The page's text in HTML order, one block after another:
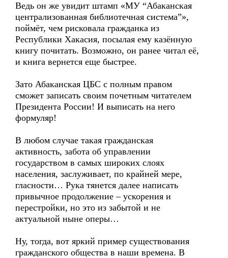
Ведь он же увидит штамп «МУ “Абаканская
централизованная библиотечная система”»,
поймёт, чем рисковала гражданка из
Республики Хакасия, посылая ему казённую
книгу почитать. Возможно, он ранее читал её,
и книга вернется еще быстрее.
Зато Абаканская ЦБС с полным правом
сможет записать своим почетным читателем
Президента России! И выписать на него
формуляр!
В любом случае такая гражданская
активность, забота об управлении
государством в самых широких слоях
населения, заслуживает, по крайней мере,
гласности… Рука тянется далее написать
привычное продолжение – ускорения и
перестройки, но это из забытой и не
актуальной ныне оперы…
Ну, тогда, вот яркий пример существования
гражданского общества в наши времена. В